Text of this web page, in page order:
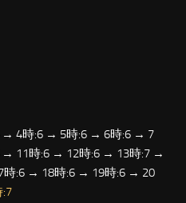
4時:6 → 5時:6 → 6時:6 → 7
11時:6 → 12時:6 → 13時:7 →
:6 → 18時:6 → 19時:6 → 20
:7